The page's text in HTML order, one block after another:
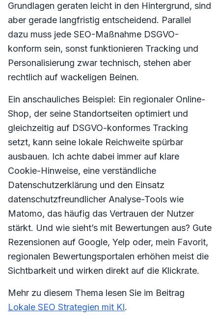
Grundlagen geraten leicht in den Hintergrund, sind
aber gerade langfristig entscheidend. Parallel
dazu muss jede SEO-Maßnahme DSGVO-
konform sein, sonst funktionieren Tracking und
Personalisierung zwar technisch, stehen aber
rechtlich auf wackeligen Beinen.
Ein anschauliches Beispiel: Ein regionaler Online-
Shop, der seine Standortseiten optimiert und
gleichzeitig auf DSGVO-konformes Tracking
setzt, kann seine lokale Reichweite spürbar
ausbauen. Ich achte dabei immer auf klare
Cookie-Hinweise, eine verständliche
Datenschutzerklärung und den Einsatz
datenschutzfreundlicher Analyse-Tools wie
Matomo, das häufig das Vertrauen der Nutzer
stärkt. Und wie sieht’s mit Bewertungen aus? Gute
Rezensionen auf Google, Yelp oder, mein Favorit,
regionalen Bewertungsportalen erhöhen meist die
Sichtbarkeit und wirken direkt auf die Klickrate.
Mehr zu diesem Thema lesen Sie im Beitrag
Lokale SEO Strategien mit KI.